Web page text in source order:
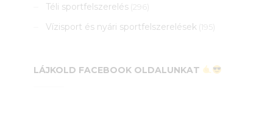
Téli sportfelszerelés (296)
Vízisport és nyári sportfelszerelések (195)
LÁJKOLD FACEBOOK OLDALUNKAT